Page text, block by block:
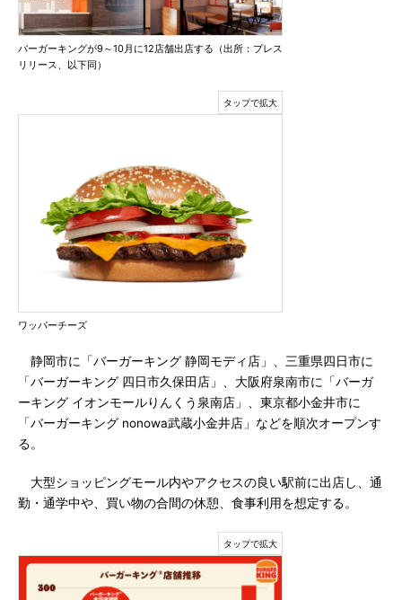
バーガーキングが9～10月に12店舗出店する（出所：プレス
リリース、以下同）
ワッパーチーズ
静岡市に「バーガーキング 静岡モディ店」、三重県四日市に
「バーガーキング 四日市久保田店」、大阪府泉南市に「バーガ
ーキング イオンモールりんくう泉南店」、東京都小金井市に
「バーガーキング nonowa武蔵小金井店」などを順次オープンす
る。
大型ショッピングモール内やアクセスの良い駅前に出店し、通
勤・通学中や、買い物の合間の休憩、食事利用を想定する。